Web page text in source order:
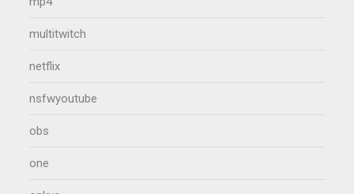
multitwitch
netflix
nsfwyoutube
obs
one